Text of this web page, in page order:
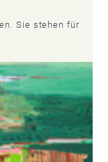
Sie stehen für